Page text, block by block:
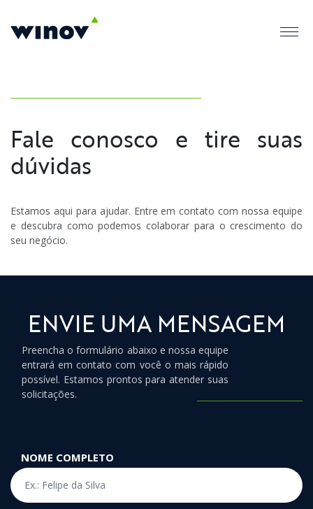
Fale conosco e tire suas
dúvidas
Estamos aqui para ajudar. Entre em contato com nossa equipe
e descubra como podemos colaborar para o crescimento do
seu negócio.
ENVIE UMA MENSAGEM
Preencha o formulário abaixo e nossa equipe
entrará em contato com você o mais rápido
possível. Estamos prontos para atender suas
solicitações.
NOME COMPLETO